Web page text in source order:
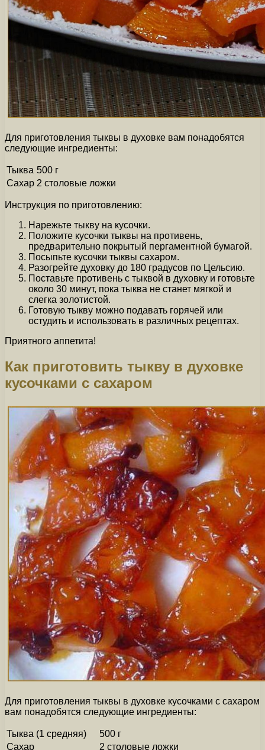
Для приготовления тыквы в духовке вам понадобятся
следующие ингредиенты:
Тыква 500 г
Сахар 2 столовые ложки
Инструкция по приготовлению:
Нарежьте тыкву на кусочки.
Положите кусочки тыквы на противень,
предварительно покрытый пергаментной бумагой.
Посыпьте кусочки тыквы сахаром.
Разогрейте духовку до 180 градусов по Цельсию.
Поставьте противень с тыквой в духовку и готовьте
около 30 минут, пока тыква не станет мягкой и
слегка золотистой.
Готовую тыкву можно подавать горячей или
остудить и использовать в различных рецептах.
Приятного аппетита!
Как приготовить тыкву в духовке
кусочками с сахаром
Для приготовления тыквы в духовке кусочками с сахаром
вам понадобятся следующие ингредиенты:
Тыква (1 средняя)
500 г
Сахар
2 столовые ложки